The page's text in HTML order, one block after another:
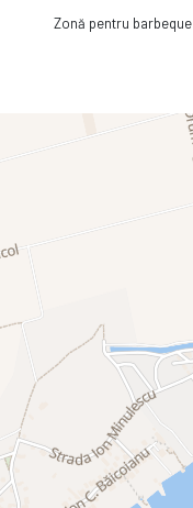
Zonă pentru barbeque